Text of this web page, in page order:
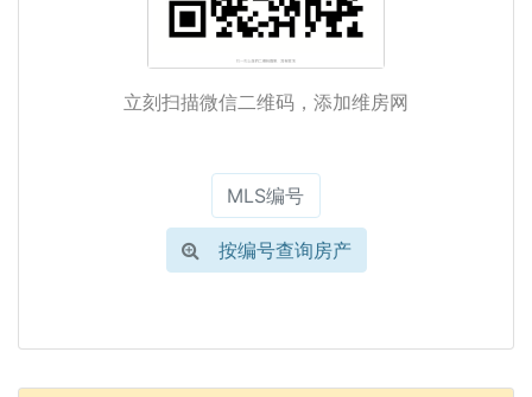
立刻扫描微信二维码，添加维房网
按编号查询房产